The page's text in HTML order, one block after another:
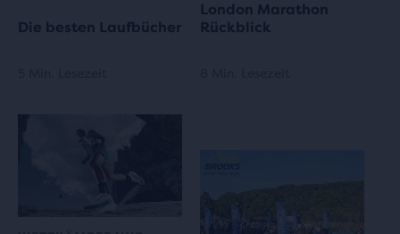
Die besten Laufbücher
London Marathon
Rückblick